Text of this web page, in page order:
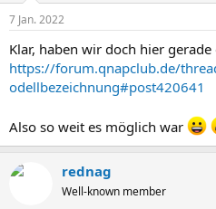
7 Jan. 2022
Klar, haben wir doch hier
https://forum.qnapclub.de/
odellbezeichnung#post420641
Also so weit es möglich war
rednag
Well-known member